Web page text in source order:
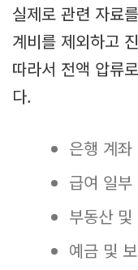
실제로 관련 자료
계비를 제외하고
따라서 전액 압류
다.
은행 계좌
급여 일부
부동산 및
예금 및